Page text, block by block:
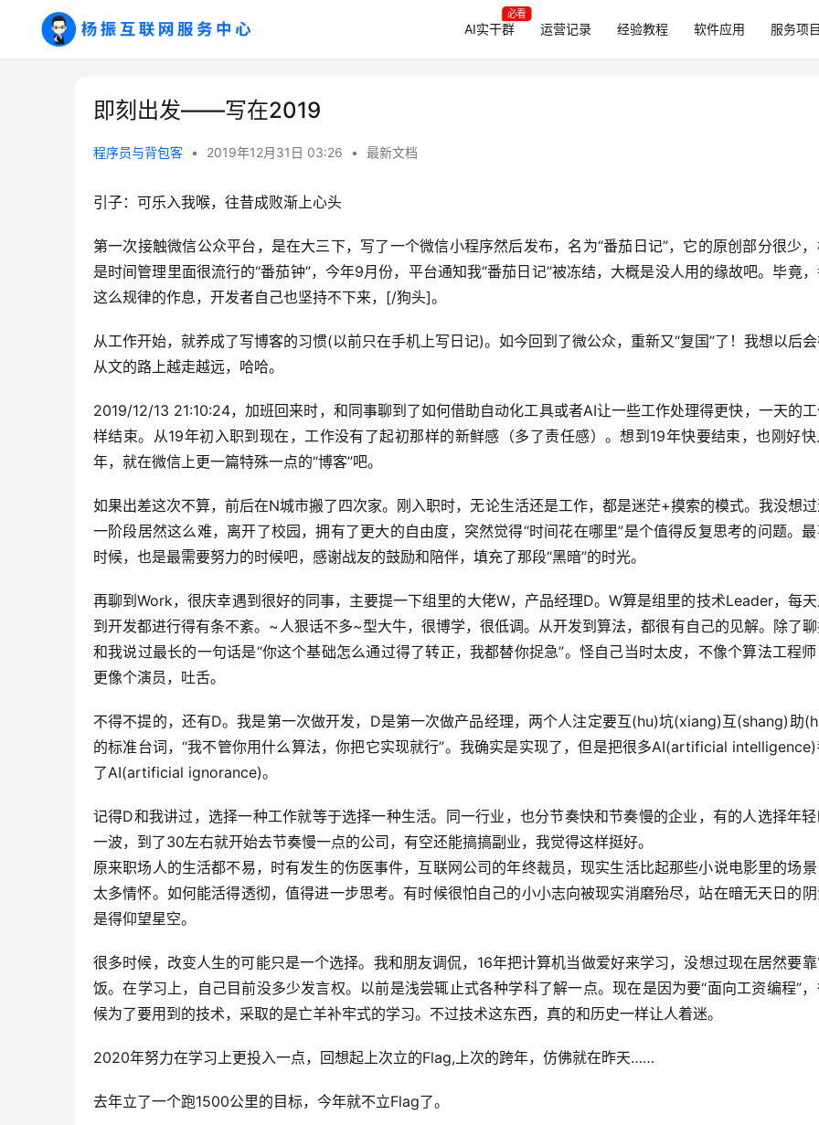
AI实干群
必看
运营记录 经验教程 软件应用 服务项
即刻出发——写在2019
程序员与背包客 • 2019年12月31日 03:26 • 最新文档
引子：可乐入我喉，往昔成败渐上心头
第一次接触微信公众平台，是在大三下，写了一个微信小程序然后发布，名为“番茄日记”，它的原创部分很少
是时间管理里面很流行的“番茄钟”，今年9月份，平台通知我“番茄日记”被冻结，大概是没人用的缘故吧。毕竟
这么规律的作息，开发者自己也坚持不下来，[/狗头]。
从工作开始，就养成了写博客的习惯(以前只在手机上写日记)。如今回到了微公众，重新又“复国”了！我想以后
从文的路上越走越远，哈哈。
2019/12/13 21:10:24，加班回来时，和同事聊到了如何借助自动化工具或者AI让一些工作处理得更快，一天的
样结束。从19年初入职到现在，工作没有了起初那样的新鲜感（多了责任感）。想到19年快要结束，也刚好
年，就在微信上更一篇特殊一点的“博客”吧。
如果出差这次不算，前后在N城市搬了四次家。刚入职时，无论生活还是工作，都是迷茫+摸索的模式。我没想
一阶段居然这么难，离开了校园，拥有了更大的自由度，突然觉得“时间花在哪里”是个值得反复思考的问题。
时候，也是最需要努力的时候吧，感谢战友的鼓励和陪伴，填充了那段“黑暗”的时光。
再聊到Work，很庆幸遇到很好的同事，主要提一下组里的大佬W，产品经理D。W算是组里的技术Leader，每
到开发都进行得有条不紊。~人狠话不多~型大牛，很博学，很低调。从开发到算法，都很有自己的见解。除了
和我说过最长的一句话是“你这个基础怎么通过得了转正，我都替你捉急”。怪自己当时太皮，不像个算法工程
更像个演员，吐舌。
不得不提的，还有D。我是第一次做开发，D是第一次做产品经理，两个人注定要互(hu)坑(xiang)互(shang)助
的标准台词，“我不管你用什么算法，你把它实现就行”。我确实是实现了，但是把很多AI(artificial
了AI(artificial ignorance)。
记得D和我讲过，选择一种工作就等于选择一种生活。同一行业，也分节奏快和节奏慢的企业，有的人选择年
一波，到了30左右就开始去节奏慢一点的公司，有空还能搞搞副业，我觉得这样挺好。
原来职场人的生活都不易，时有发生的伤医事件，互联网公司的年终裁员，现实生活比起那些小说电影里的场
太多情怀。如何能活得透彻，值得进一步思考。有时候很怕自己的小小志向被现实消磨殆尽，站在暗无天日的
是得仰望星空。
很多时候，改变人生的可能只是一个选择。我和朋友调侃，16年把计算机当做爱好来学习，没想过现在居然要
饭。在学习上，自己目前没多少发言权。以前是浅尝辄止式各种学科了解一点。现在是因为要“面向工资编程”
候为了要用到的技术，采取的是亡羊补牢式的学习。不过技术这东西，真的和历史一样让人着迷。
2020年努力在学习上更投入一点，回想起上次立的Flag,上次的跨年，仿佛就在昨天……
去年立了一个跑1500公里的目标，今年就不立Flag了。